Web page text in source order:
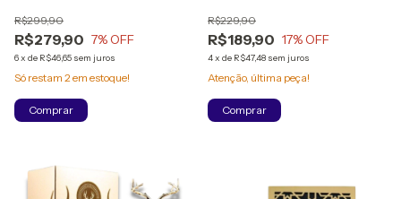
R$279,90
R$299,90
7% OFF
6x de R$46,65 sem juros
Só restam 2em estoque!
R$189,90
R$229,90
17% OFF
4x de R$47,48 sem juros
Atenção, última peça!